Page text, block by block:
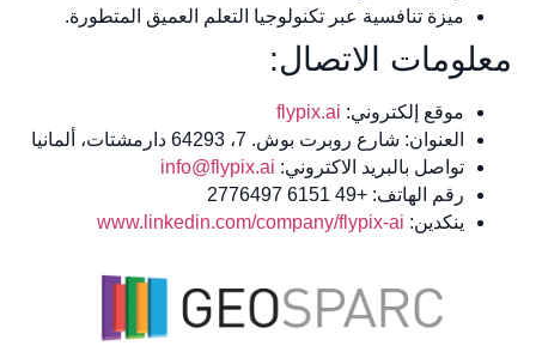
ميزة تنافسية عبر تكنولوجيا التعلم العميق المتطورة.
معلومات الاتصال:
موقع إلكتروني: flypix.ai
العنوان: شارع روبرت بوش. 7، 64293 دارمشتات، ألمانيا
تواصل بالبريد الاكتروني: info@flypix.ai
رقم الهاتف: +49 6151 2776497
ينكدين: www.linkedin.com/company/flypix-ai